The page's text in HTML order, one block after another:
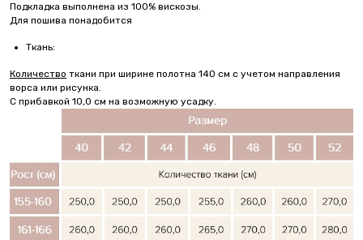
Подкладка выполнена из 100% вискозы.
Для пошива понадобится
Ткань:
Количество ткани при ширине полотна 140 см с учетом направления
ворса или рисунка.
С прибавкой 10,0 см на возможную усадку.